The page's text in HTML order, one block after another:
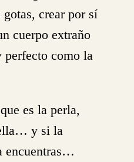
crear por sí
cuerpo extraño
perfecto como la
es la perla,
y si la
encuentras…